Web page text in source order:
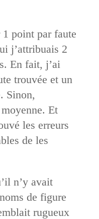
1 point par faute
j’attribuais 2
En fait, j’ai
trouvée et un
Sinon,
Et
les erreurs
de les
n’y avait
de figure
rugueux